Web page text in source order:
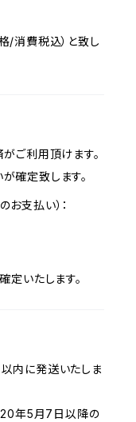
/消費税込）と致し
ご利用頂けます。
確定致します。
支払い）：
定いたします。
内に発送いたしま
年5月7日以降の